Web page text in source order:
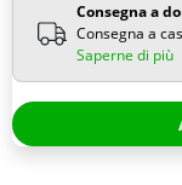
Consegna a
Consegna a
Saperne di più